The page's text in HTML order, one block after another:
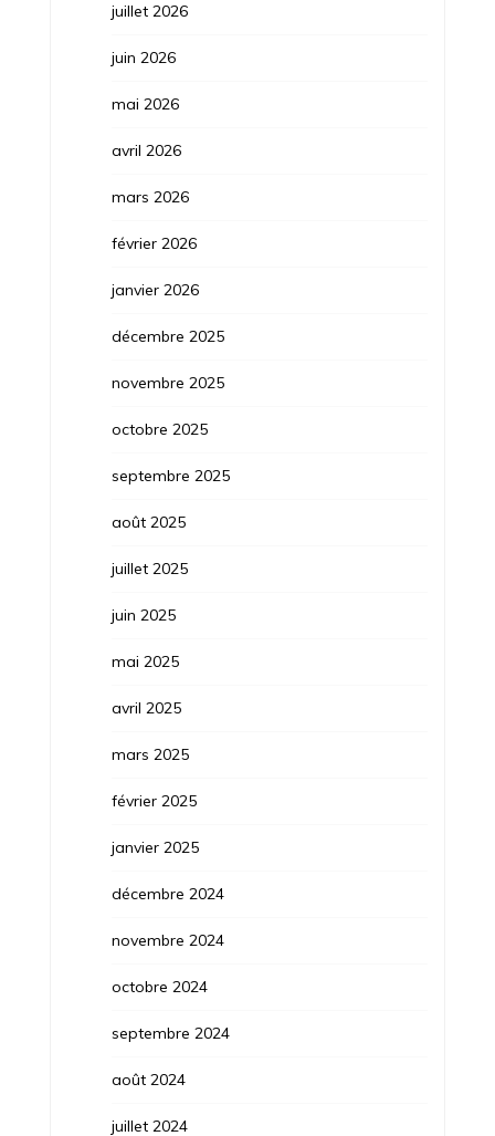
juillet 2026
juin 2026
mai 2026
avril 2026
mars 2026
février 2026
janvier 2026
décembre 2025
novembre 2025
octobre 2025
septembre 2025
août 2025
juillet 2025
juin 2025
mai 2025
avril 2025
mars 2025
février 2025
janvier 2025
décembre 2024
novembre 2024
octobre 2024
septembre 2024
août 2024
juillet 2024